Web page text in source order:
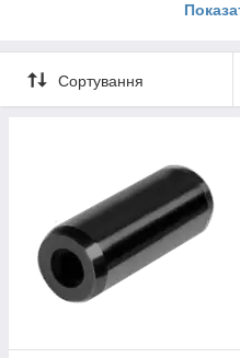
Ми гарантуємо
Сортування